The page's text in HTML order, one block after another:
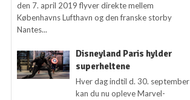
den 7. april 2019 flyver direkte mellem
Københavns Lufthavn og den franske storby
Nantes...
Disneyland Paris hylder
superheltene
Hver dag indtil d. 30. september
kan du nu opleve Marvel-